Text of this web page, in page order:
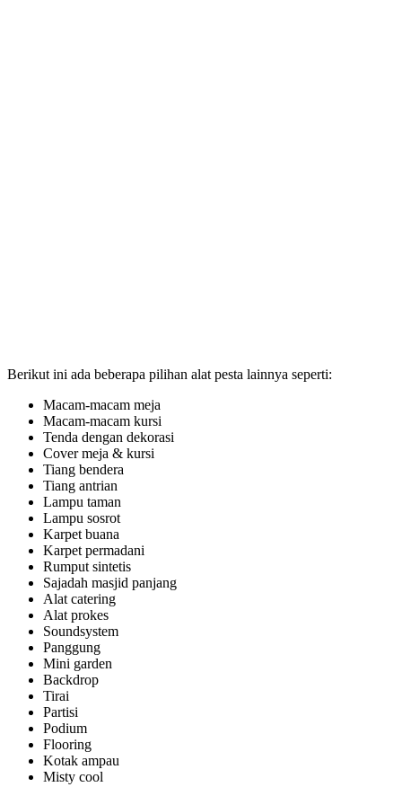
Berikut ini ada beberapa pilihan alat pesta lainnya seperti:
Macam-macam meja
Macam-macam kursi
Tenda dengan dekorasi
Cover meja & kursi
Tiang bendera
Tiang antrian
Lampu taman
Lampu sosrot
Karpet buana
Karpet permadani
Rumput sintetis
Sajadah masjid panjang
Alat catering
Alat prokes
Soundsystem
Panggung
Mini garden
Backdrop
Tirai
Partisi
Podium
Flooring
Kotak ampau
Misty cool